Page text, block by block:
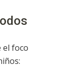
el foco